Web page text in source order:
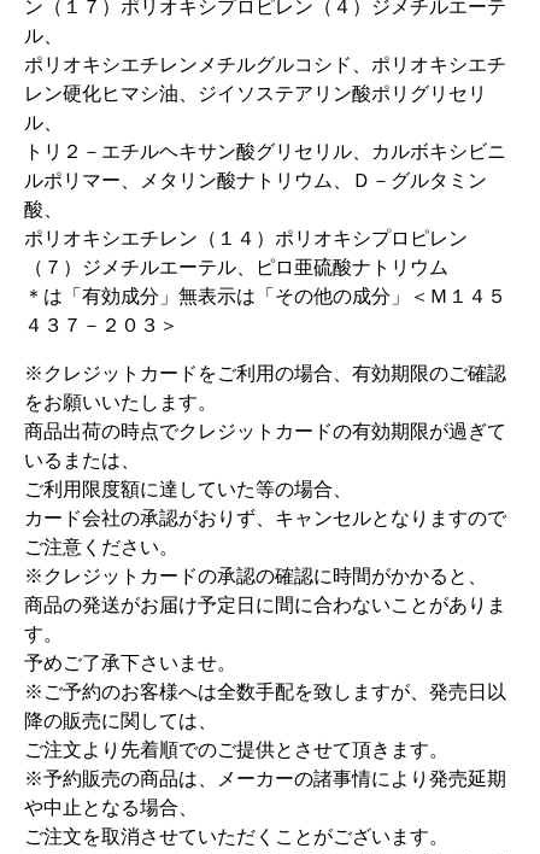
ン（１７）ポリオキシプロピレン（４）ジメチルエーテ
ル、
ポリオキシエチレンメチルグルコシド、ポリオキシエチ
レン硬化ヒマシ油、ジイソステアリン酸ポリグリセリ
ル、
トリ２－エチルヘキサン酸グリセリル、カルボキシビニ
ルポリマー、メタリン酸ナトリウム、Ｄ－グルタミン
酸、
ポリオキシエチレン（１４）ポリオキシプロピレン
（７）ジメチルエーテル、ピロ亜硫酸ナトリウム
＊は「有効成分」無表示は「その他の成分」＜Ｍ１４５
４３７－２０３＞
※クレジットカードをご利用の場合、有効期限のご確認
をお願いいたします。
商品出荷の時点でクレジットカードの有効期限が過ぎて
いるまたは、
ご利用限度額に達していた等の場合、
カード会社の承認がおりず、キャンセルとなりますので
ご注意ください。
※クレジットカードの承認の確認に時間がかかると、
商品の発送がお届け予定日に間に合わないことがありま
す。
予めご了承下さいませ。
※ご予約のお客様へは全数手配を致しますが、発売日以
降の販売に関しては、
ご注文より先着順でのご提供とさせて頂きます。
※予約販売の商品は、メーカーの諸事情により発売延期
や中止となる場合、
ご注文を取消させていただくことがございます。